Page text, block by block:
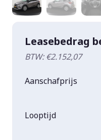
Leasebedrag
BTW: €2.152,07
Aanschafprijs
Looptijd